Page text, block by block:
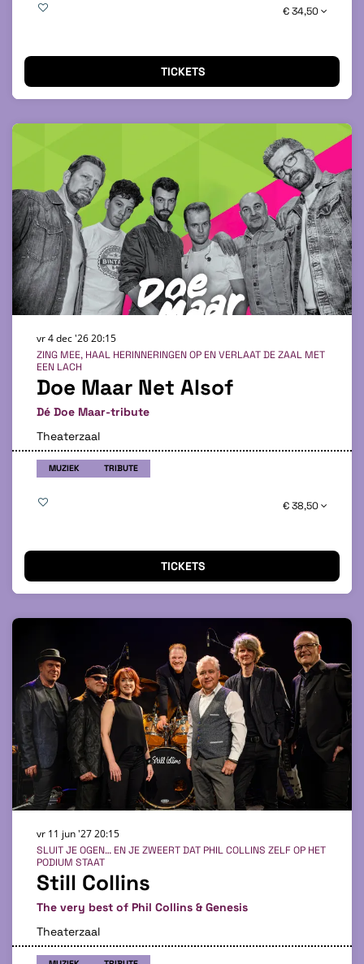
€ 34,50
TICKETS
Doe Maar Net Alsof
Dé Doe Maar-tribute
ZING MEE, HAAL HERINNERINGEN OP EN VERLAAT DE ZAAL MET
EEN LACH
vr 4 dec '2620:15
Theaterzaal
MUZIEK TRIBUTE
€ 38,50
TICKETS
Still Collins
The very best of Phil Collins & Genesis
SLUIT JE OGEN… EN JE ZWEERT DAT PHIL COLLINS ZELF OP HET
PODIUM STAAT
vr 11 jun '2720:15
Theaterzaal